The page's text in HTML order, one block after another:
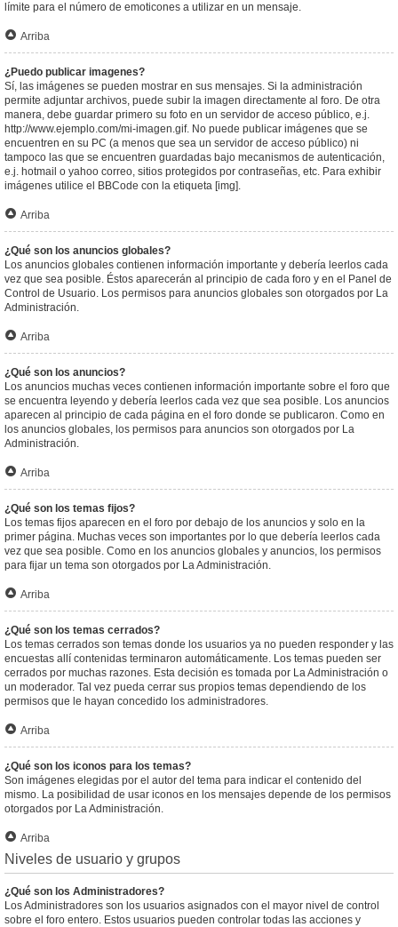
límite para el número de emoticones a utilizar en un mensaje.
Arriba
¿Puedo publicar imagenes?
Sí, las imágenes se pueden mostrar en sus mensajes. Si la administración
permite adjuntar archivos, puede subir la imagen directamente al foro. De otra
manera, debe guardar primero su foto en un servidor de acceso público, e.j.
http://www.ejemplo.com/mi-imagen.gif. No puede publicar imágenes que se
encuentren en su PC (a menos que sea un servidor de acceso público) ni
tampoco las que se encuentren guardadas bajo mecanismos de autenticación,
e.j. hotmail o yahoo correo, sitios protegidos por contraseñas, etc. Para exhibir
imágenes utilice el BBCode con la etiqueta [img].
Arriba
¿Qué son los anuncios globales?
Los anuncios globales contienen información importante y debería leerlos cada
vez que sea posible. Éstos aparecerán al principio de cada foro y en el Panel de
Control de Usuario. Los permisos para anuncios globales son otorgados por La
Administración.
Arriba
¿Qué son los anuncios?
Los anuncios muchas veces contienen información importante sobre el foro que
se encuentra leyendo y debería leerlos cada vez que sea posible. Los anuncios
aparecen al principio de cada página en el foro donde se publicaron. Como en
los anuncios globales, los permisos para anuncios son otorgados por La
Administración.
Arriba
¿Qué son los temas fijos?
Los temas fijos aparecen en el foro por debajo de los anuncios y solo en la
primer página. Muchas veces son importantes por lo que debería leerlos cada
vez que sea posible. Como en los anuncios globales y anuncios, los permisos
para fijar un tema son otorgados por La Administración.
Arriba
¿Qué son los temas cerrados?
Los temas cerrados son temas donde los usuarios ya no pueden responder y las
encuestas allí contenidas terminaron automáticamente. Los temas pueden ser
cerrados por muchas razones. Esta decisión es tomada por La Administración o
un moderador. Tal vez pueda cerrar sus propios temas dependiendo de los
permisos que le hayan concedido los administradores.
Arriba
¿Qué son los iconos para los temas?
Son imágenes elegidas por el autor del tema para indicar el contenido del
mismo. La posibilidad de usar iconos en los mensajes depende de los permisos
otorgados por La Administración.
Arriba
Niveles de usuario y grupos
¿Qué son los Administradores?
Los Administradores son los usuarios asignados con el mayor nivel de control
sobre el foro entero. Estos usuarios pueden controlar todas las acciones y